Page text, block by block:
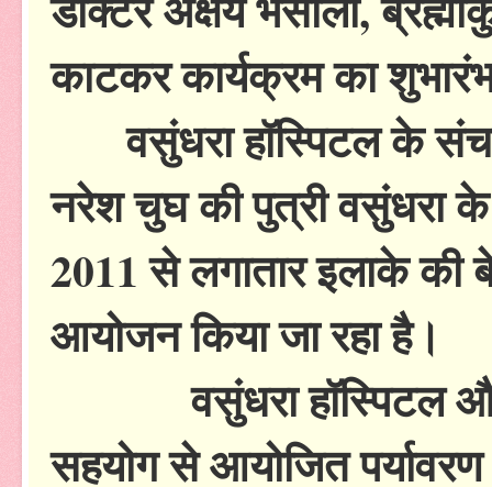
काटकर कार्यक्रम का
वसुंधरा हॉस्पिटल के
नरेश चुघ की पुत्री वसुंधरा
2011 से लगातार इलाके की
आयोजन किया जा रहा है।
वसुंधरा हॉस्पिटल और
सहयोग से आयोजित पर्यावरण